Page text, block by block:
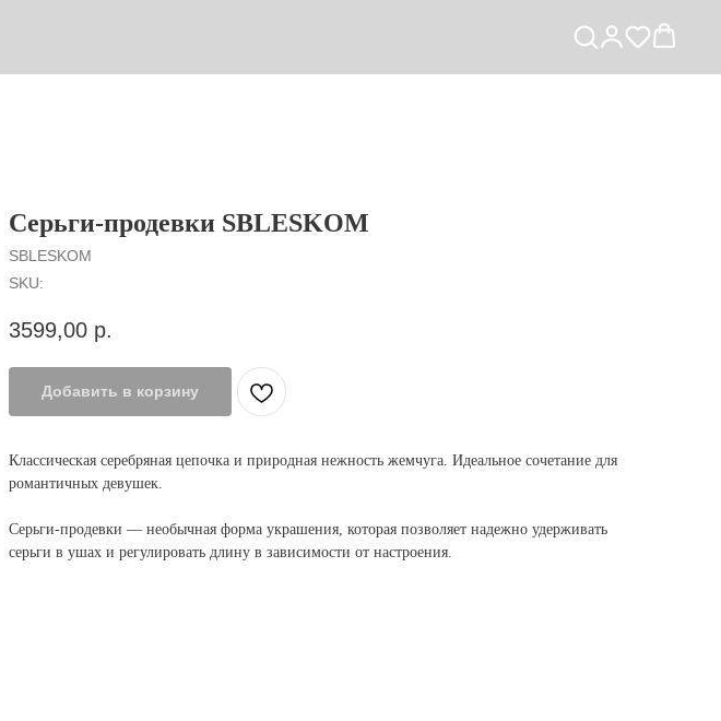
Серьги-продевки SBLESKOM
SBLESKOM
SKU:
3599,00 р.
Добавить в корзину
Классическая серебряная цепочка и природная нежность жемчуга. Идеальное сочетание для
романтичных девушек.
Серьги-продевки — необычная форма украшения, которая позволяет надежно удерживать
серьги в ушах и регулировать длину в зависимости от настроения.